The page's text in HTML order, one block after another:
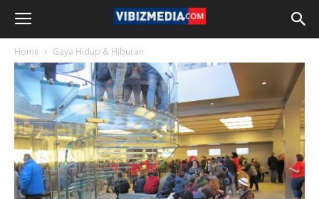
Home Gaya Hidup & Hiburan